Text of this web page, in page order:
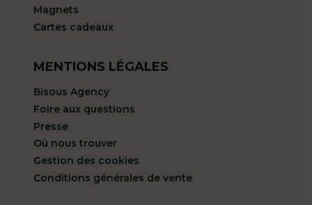
Magnets
Cartes cadeaux
MENTIONS LÉGALES
Bisous Agency
Foire aux questions
Presse
Où nous trouver
Gestion des cookies
Conditions générales de vente